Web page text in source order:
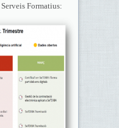
Formatius: